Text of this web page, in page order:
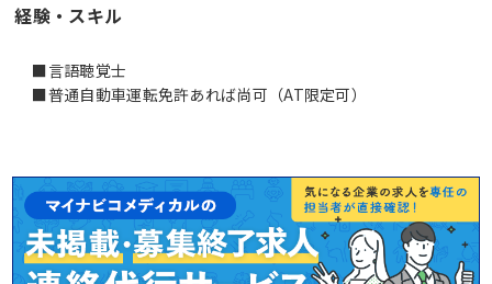
経験・スキル
■言語聴覚士
■普通自動車運転免許あれば尚可（AT限定可）